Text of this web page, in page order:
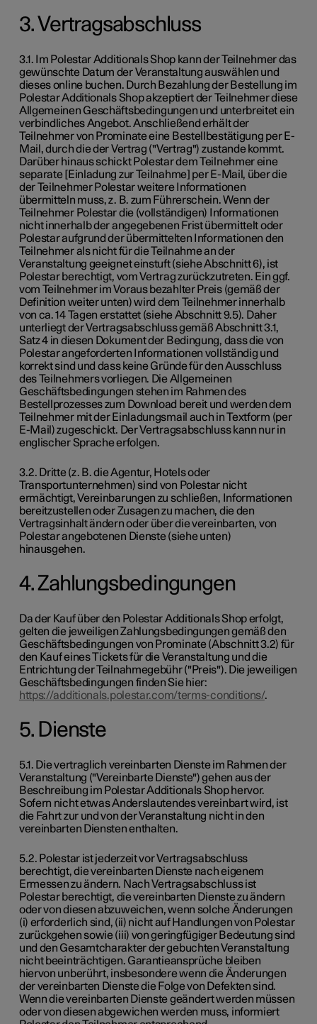
3. Vertragsabschluss
3.1. Im Polestar Additionals Shop kann der Teilnehmer das
gewünschte Datum der Veranstaltung auswählen und
dieses online buchen. Durch Bezahlung der Bestellung im
Polestar Additionals Shop akzeptiert der Teilnehmer diese
Allgemeinen Geschäftsbedingungen und unterbreitet ein
verbindliches Angebot. Anschließend erhält der
Teilnehmer von Prominate eine Bestellbestätigung per E-
Mail, durch die der Vertrag ("Vertrag") zustande kommt.
Darüber hinaus schickt Polestar dem Teilnehmer eine
separate [Einladung zur Teilnahme] per E-Mail, über die
der Teilnehmer Polestar weitere Informationen
übermitteln muss, z. B. zum Führerschein. Wenn der
Teilnehmer Polestar die (vollständigen) Informationen
nicht innerhalb der angegebenen Frist übermittelt oder
Polestar aufgrund der übermittelten Informationen den
Teilnehmer als nicht für die Teilnahme an der
Veranstaltung geeignet einstuft (siehe Abschnitt 6), ist
Polestar berechtigt, vom Vertrag zurückzutreten. Ein ggf.
vom Teilnehmer im Voraus bezahlter Preis (gemäß der
Definition weiter unten) wird dem Teilnehmer innerhalb
von ca. 14 Tagen erstattet (siehe Abschnitt 9.5). Daher
unterliegt der Vertragsabschluss gemäß Abschnitt 3.1,
Satz 4 in diesen Dokument der Bedingung, dass die von
Polestar angeforderten Informationen vollständig und
korrekt sind und dass keine Gründe für den Ausschluss
des Teilnehmers vorliegen. Die Allgemeinen
Geschäftsbedingungen stehen im Rahmen des
Bestellprozesses zum Download bereit und werden dem
Teilnehmer mit der Einladungsmail auch in Textform (per
E-Mail) zugeschickt. Der Vertragsabschluss kann nur in
englischer Sprache erfolgen.
3.2. Dritte (z. B. die Agentur, Hotels oder
Transportunternehmen) sind von Polestar nicht
ermächtigt, Vereinbarungen zu schließen, Informationen
bereitzustellen oder Zusagen zu machen, die den
Vertragsinhalt ändern oder über die vereinbarten, von
Polestar angebotenen Dienste (siehe unten)
hinausgehen.
4. Zahlungsbedingungen
Da der Kauf über den Polestar Additionals Shop erfolgt,
gelten die jeweiligen Zahlungsbedingungen gemäß den
Geschäftsbedingungen von Prominate (Abschnitt 3.2) für
den Kauf eines Tickets für die Veranstaltung und die
Entrichtung der Teilnahmegebühr ("Preis"). Die jeweiligen
Geschäftsbedingungen finden Sie hier:
https://additionals.polestar.com/terms-conditions/.
5. Dienste
5.1. Die vertraglich vereinbarten Dienste im Rahmen der
Veranstaltung ("Vereinbarte Dienste") gehen aus der
Beschreibung im Polestar Additionals Shop hervor.
Sofern nicht etwas Anderslautendes vereinbart wird, ist
die Fahrt zur und von der Veranstaltung nicht in den
vereinbarten Diensten enthalten.
5.2. Polestar ist jederzeit vor Vertragsabschluss
berechtigt, die vereinbarten Dienste nach eigenem
Ermessen zu ändern. Nach Vertragsabschluss ist
Polestar berechtigt, die vereinbarten Dienste zu ändern
oder von diesen abzuweichen, wenn solche Änderungen
(i) erforderlich sind, (ii) nicht auf Handlungen von Polestar
zurückgehen sowie (iii) von geringfügiger Bedeutung sind
und den Gesamtcharakter der gebuchten Veranstaltung
nicht beeinträchtigen. Garantieansprüche bleiben
hiervon unberührt, insbesondere wenn die Änderungen
der vereinbarten Dienste die Folge von Defekten sind.
Wenn die vereinbarten Dienste geändert werden müssen
oder von diesen abgewichen werden muss, informiert